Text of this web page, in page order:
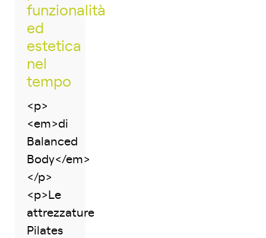
funzionalità
ed
estetica
nel
tempo
<p>
<em>di
Balanced
Body</em>
</p>
<p>Le
attrezzature
Pilates